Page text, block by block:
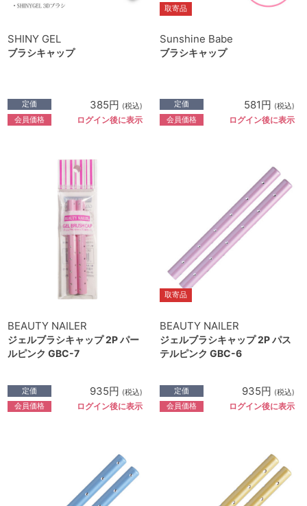
SHINY GEL
ブラシキャップ
定価 385円 (税込)
会員価格 ログイン後に表示
取寄品
Sunshine Babe
ブラシキャップ
定価 581円 (税込)
会員価格 ログイン後に表示
BEAUTY NAILER
ジェルブラシキャップ 2P パー
ルピンク GBC-7
定価 935円 (税込)
会員価格 ログイン後に表示
取寄品
BEAUTY NAILER
ジェルブラシキャップ 2P パス
テルピンク GBC-6
定価 935円 (税込)
会員価格 ログイン後に表示